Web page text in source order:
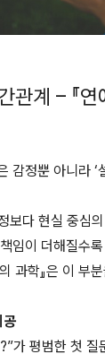
관계 – 『연
감정뿐 아니라 ‘
보다 현실 중심
임이 더해질수
과학』은 이 부
공
가 평범한 첫